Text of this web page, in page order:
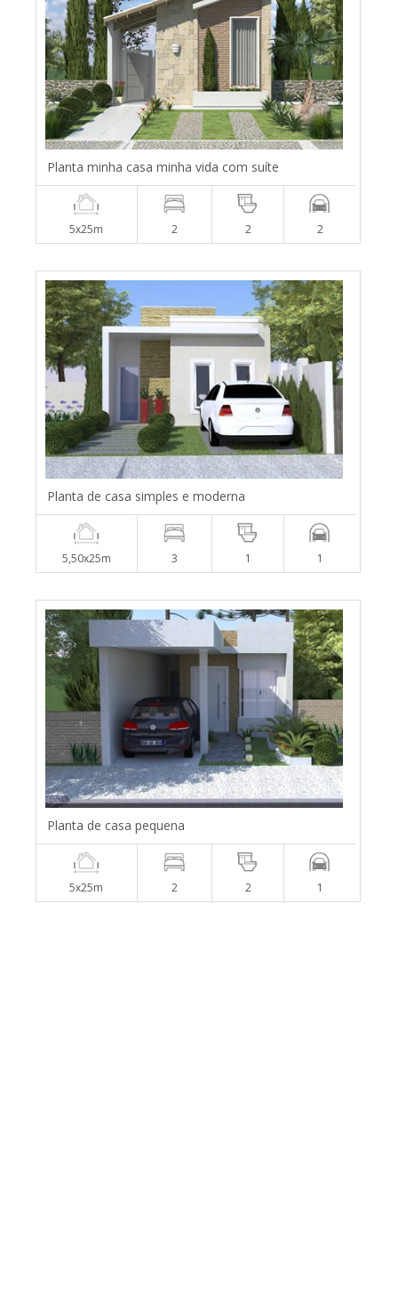
Planta minha casa minha vida com suíte
5x25m 2 2 2
Planta de casa simples e moderna
5,50x25m 3 1 1
Planta de casa pequena
5x25m 2 2 1